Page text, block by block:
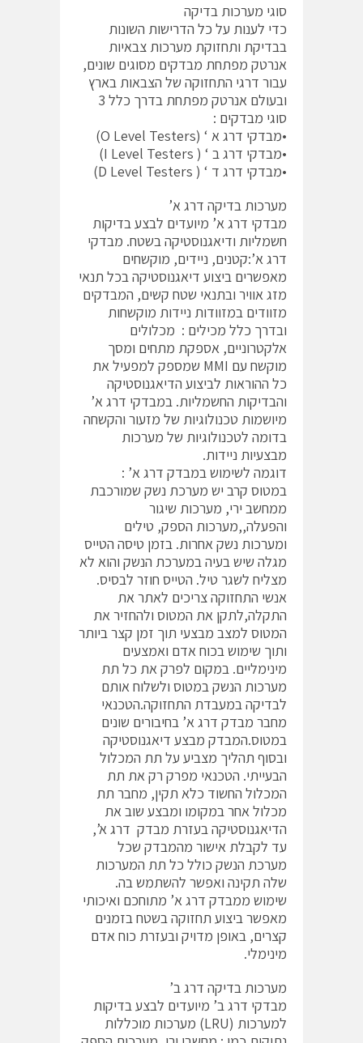
סוגי מערכות בדיקה
כדי לענות על כל הדרישות השונות
בבדיקת ותחזוקת מערכות צבאיות
אנרטק מפתחת מבדקים מסוגים שונים,
עבור דרגי התחזוקה של הצבאות בארץ
ובעולם אנרטק מפתחת בדרך כלל 3
סוגי מבדקים :
•מבדקי דרג א ‘ (O Level Testers)
•מבדקי דרג ב ‘ ( I Level Testers)
•מבדקי דרג ד ‘ ( D Level Testers)
מערכות בדיקה דרג א’
מבדקי דרג א’ מיועדים לבצע בדיקות
חשמליות ודיאגנוסטיקה בשטח. מבדקי
דרג א’:קטנים, ניידים, מוקשחים
מאפשרים ביצוע דיאגנוסטיקה בכל תנאי
מזג אוויר ובתנאי שטח קשים, המבדקים
מזוודים במזוודות ניידות מוקשחות
ובדרך כלל מכילים : מכלולים
אלקטרוניים, אספקת מתחים ומסך
מוקשח עם MMI שמספק למפעיל את
כל ההוראות לביצוע הדיאגנוסטיקה
והבדיקות החשמליות. במבדקי דרג א’
מיושמות טכנולוגיות של מזעור והקשחה
בדומה לטכנולוגיות של מערכות
מבצעיות ניידות.
דוגמה לשימוש במבדק דרג א’ :
במטוס קרב יש מערכת נשק שמורכבת
ממחשב ירי, מערכות שיגור
והפעלה,,מערכות הספק, טילים
ומערכות נשק אחרות. בזמן טיסה הטייס
מגלה שיש בעיה במערכת הנשק והוא לא
מצליח לשגר טיל. הטייס חוזר לבסיס.
אנשי התחזוקה צריכים לאתר את
התקלה,לתקן את המטוס ולהחזיר את
המטוס למצב מבצעי תוך זמן קצר ביותר
ותוך שימוש בכוח אדם ואמצעים
מינימליים. במקום לפרק את כל תת
מערכות הנשק במטוס ולשלוח אותם
לבדיקה במעבדת התחזוקה.הטכנאי
מחבר מבדק דרג א’ בחיבורים שונים
במטוס.המבדק מבצע דיאגנוסטיקה
ובסוף תהליך מצביע על תת המכלול
הבעייתי. הטכנאי מפרק רק את תת
המכלול החשוד כלא תקין, מחבר תת
מכלול אחר במקומו ומבצע שוב את
הדיאגנוסטיקה בעזרת מבדק דרג א’,
עד לקבלת אישור מהמבדק שכל
מערכת הנשק כולל כל תת המערכות
שלה תקינה ואפשר להשתמש בה.
שימוש ממבדק דרג א’ מתוחכם ואיכותי
מאפשר ביצוע תחזוקה בשטח בזמנים
קצרים, באופן מדויק ובעזרת כוח אדם
מינימלי.
מערכות בדיקה דרג ב’
מבדקי דרג ב’ מיועדים לבצע בדיקות
למערכות (LRU) מערכות מוכללות